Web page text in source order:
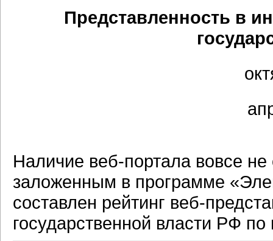
Представленность в
Наличие веб-порталавовсе не
заложенным в программе
составлен рейтинг веб-
государственной власти РФ